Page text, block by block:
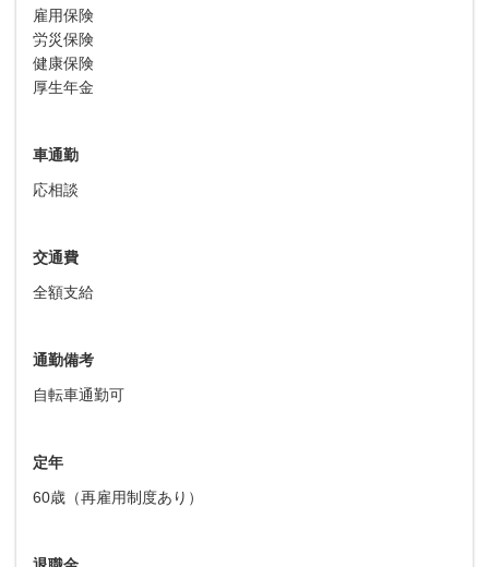
雇用保険
労災保険
健康保険
厚生年金
車通勤
応相談
交通費
全額支給
通勤備考
自転車通勤可
定年
60歳（再雇用制度あり）